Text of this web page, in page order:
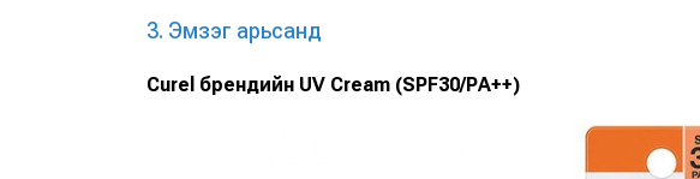
3. Эмзэг арьсанд
Curel брендийн UV Cream (SPF30/PA++)